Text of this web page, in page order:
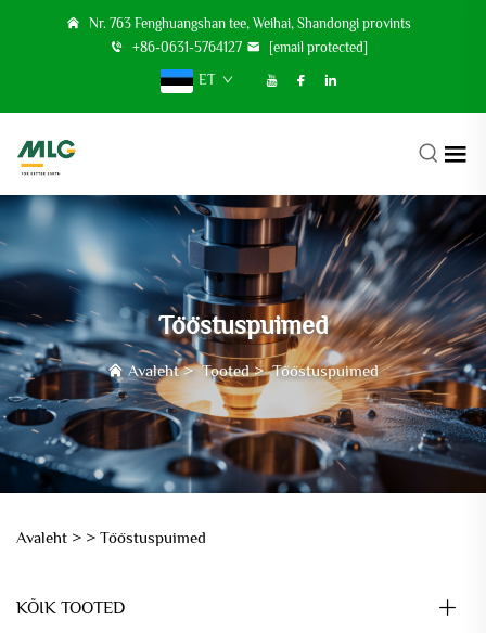
Nr. 763 Fenghuangshan tee, Weihai, Shandongi provints
+86-0631-5764127
[email protected]
ET
Tööstuspuimed
Avaleht>Tooted>Tööstuspuimed
Avaleht > > Tööstuspuimed
KÕIK TOOTED